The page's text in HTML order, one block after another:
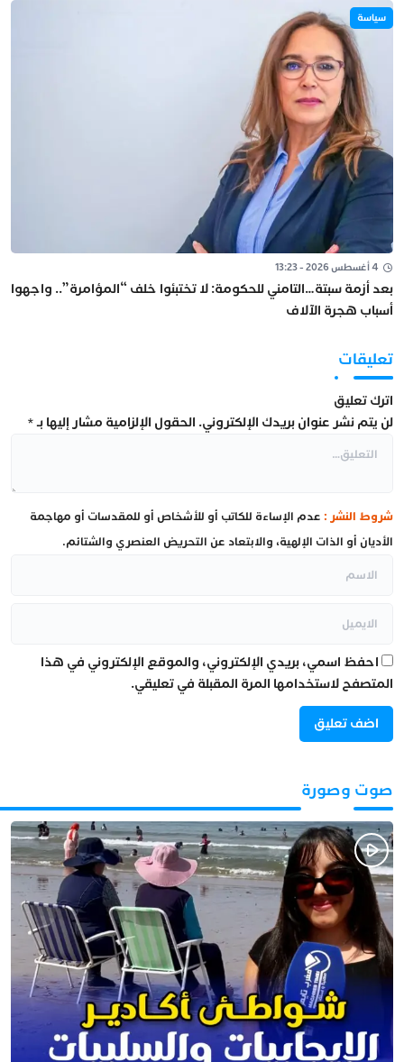
سياسة
4 أغسطس 2026 - 13:23
بعد أزمة سبتة…التامني للحكومة: لا تختبئوا خلف “المؤامرة”.. واجهوا
أسباب هجرة الآلاف
تعليقات
اترك تعليق
لن يتم نشر عنوان بريدك الإلكتروني. الحقول الإلزامية مشار إليها بـ*
شروط النشر : عدم الإساءة للكاتب أو للأشخاص أو للمقدسات أو مهاجمة
الأديان أو الذات الإلهية، والابتعاد عن التحريض العنصري والشتائم.
احفظ اسمي، بريدي الإلكتروني، والموقع الإلكتروني في هذا
المتصفح لاستخدامها المرة المقبلة في تعليقي.
صوت وصورة